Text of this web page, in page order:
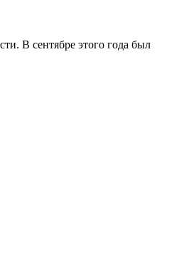
В сентябре этого года был